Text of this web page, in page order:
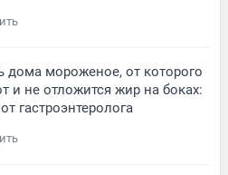
дома мороженое, от которого
и не отложится жир на боках:
гастроэнтеролога